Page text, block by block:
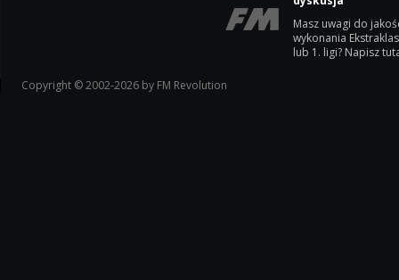
Masz uwagi do
wykonania
lub 1. ligi? Napisz
Copyright © 2002-2026 by FM Revolution